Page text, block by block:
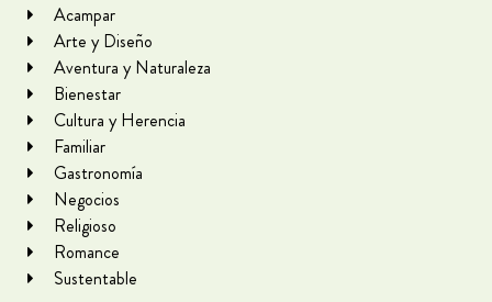
Acampar
Arte y Diseño
Aventura y Naturaleza
Bienestar
Cultura y Herencia
Familiar
Gastronomía
Negocios
Religioso
Romance
Sustentable